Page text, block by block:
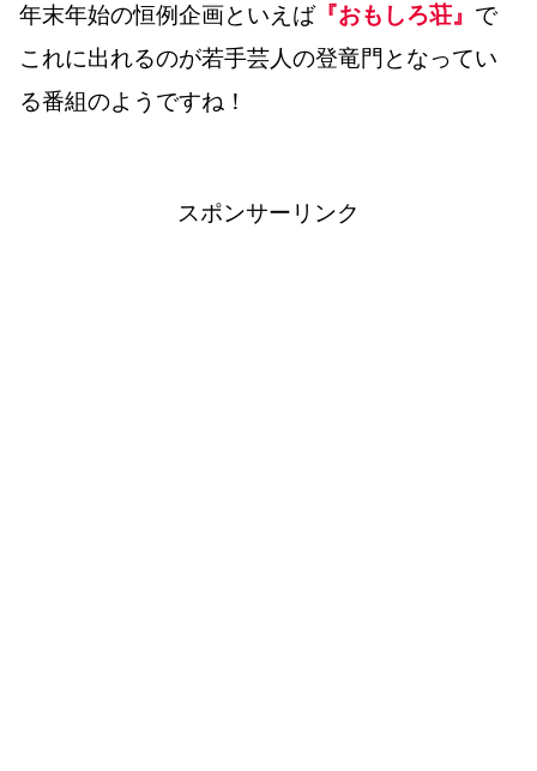
年末年始の恒例企画といえば『おもしろ荘』 で
これに出れるのが若手芸人の登竜門となってい
る番組のようですね！
スポンサーリンク